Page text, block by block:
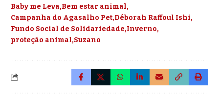
Baby me Leva Bem estar animal
Campanha do Agasalho Pet Déborah Raffoul Ishi
Fundo Social de Solidariedade Inverno
proteção animal Suzano